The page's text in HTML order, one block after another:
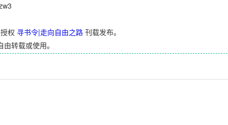
权 寻书令|走向自由之路 刊载发布。
转载或使用。